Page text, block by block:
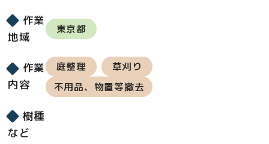
作業
地域
東京都
作業
内容
庭整理
草刈り
不用品、物置等撤去
樹種
など